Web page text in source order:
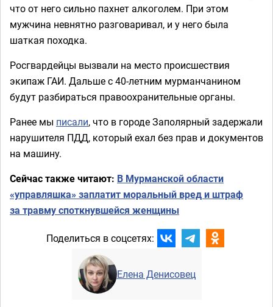
что от него сильно пахнет алкоголем. При этом
мужчина невнятно разговаривал, и у него была
шаткая походка.
Росгвардейцы вызвали на место происшествия
экипаж ГАИ. Дальше с 40-летним мурманчанином
будут разбираться правоохранительные органы.
Ранее мы писали, что в городе Заполярный задержали
нарушителя ПДД, который ехал без прав и документов
на машину.
Сейчас также читают: В Мурманской области
«управляшка» заплатит моральный вред и штраф
за травму споткнувшейся женщины
Поделиться в соцсетях:
Елена Денисовец